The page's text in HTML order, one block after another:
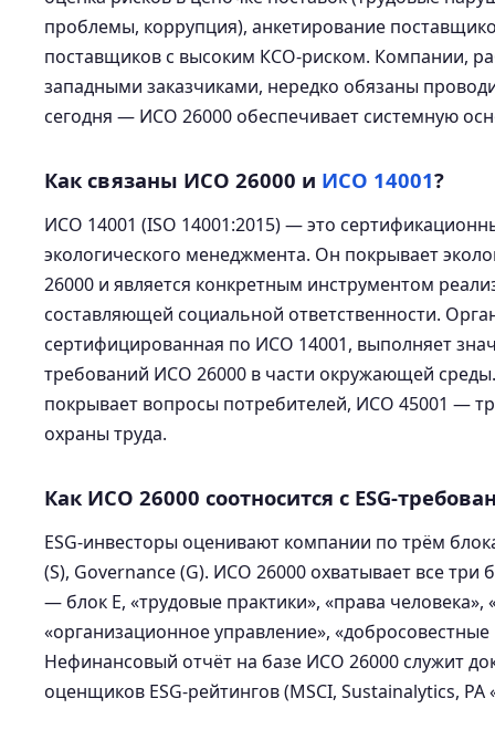
проблемы, коррупция), анкетирование
поставщиков с высоким КСО-риском. Компании,
западными заказчиками, нередко обязаны
сегодня — ИСО 26000 обеспечивает системную
Как связаны ИСО 26000 и ИСО 14001?
ИСО 14001 (ISO 14001:2015) — это
экологического менеджмента. Он покрывает
26000 и является конкретным инструментом
составляющей социальной ответственности.
сертифицированная по ИСО 14001, выполняет
требований ИСО 26000 в части окружающей
покрывает вопросы потребителей, ИСО 45001 —
охраны труда.
Как ИСО 26000 соотносится с ESG-
ESG-инвесторы оценивают компании по трём
(S), Governance (G). ИСО 26000 охватывает все три
— блок E, «трудовые практики», «права
«организационное управление»,
Нефинансовый отчёт на базе ИСО 26000 служит
оценщиков ESG-рейтингов (MSCI, Sustainalytics, РА